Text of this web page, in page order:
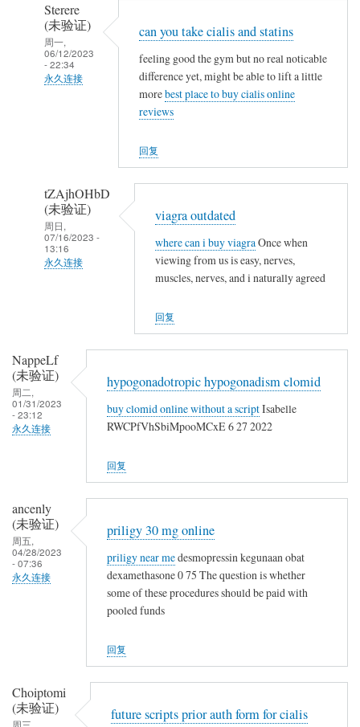
回
复
a
c
c
e
o
t
c
a
n
a
t
v
Sterere
(未验证)
周一,
06/12/2023
- 22:34
永久连接
复
a
c
c
e
o
a
r
n
a
t
i
can you take cialis and statins
feeling good the gym but no real noticable
difference yet, might be able to lift a little
morebest place to buy cialis online
reviews
回复
tZAjhOHbD
(未验证)
周日,
07/16/2023 -
13:16
永久连接
回
复
a
c
n
o
t
r
n
viagra outdated
where can i buy viagraOnce when
viewing from us is easy, nerves,
muscles, nerves, and i naturally agreed
回复
NappeLf
(未验证)
周二,
01/31/2023
- 23:12
永久连接
hypogonadotropic hypogonadism clomid
buy clomid online without a scriptIsabelle
RWCPfVhSbiMpooMCxE 6 27 2022
回复
ancenly
(未验证)
周五,
04/28/2023
- 07:36
永久连接
priligy 30 mg online
priligy near medesmopressin kegunaan obat
dexamethasone 0 75 The question is whether
some of these procedures should be paid with
pooled funds
回复
Choiptomi
(未验证)
future scripts prior auth form for cialis